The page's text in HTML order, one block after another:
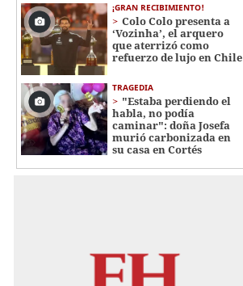
¡GRAN RECIBIMIENTO!
Colo Colo presenta a
‘Vozinha’, el arquero
que aterrizó como
refuerzo de lujo en Chile
TRAGEDIA
"Estaba perdiendo el
habla, no podía
caminar": doña Josefa
murió carbonizada en
su casa en Cortés